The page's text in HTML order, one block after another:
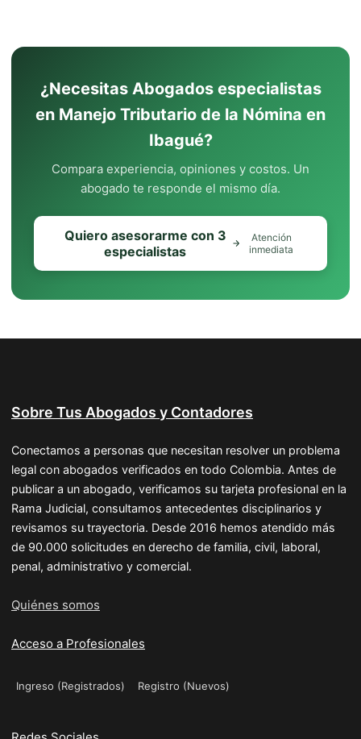
¿Necesitas Abogados especialistas
en Manejo Tributario de la Nómina en
Ibagué?
Compara experiencia, opiniones y costos. Un
abogado te responde el mismo día.
Quiero asesorarme con 3
especialistas
Atención
inmediata
Sobre Tus Abogados y Contadores
Conectamos a personas que necesitan resolver un problema
legal con abogados verificados en todo Colombia. Antes de
publicar a un abogado, verificamos su tarjeta profesional en la
Rama Judicial, consultamos antecedentes disciplinarios y
revisamos su trayectoria. Desde 2016 hemos atendido más
de 90.000 solicitudes en derecho de familia, civil, laboral,
penal, administrativo y comercial.
Quiénes somos
Acceso a Profesionales
Ingreso (Registrados) Registro (Nuevos)